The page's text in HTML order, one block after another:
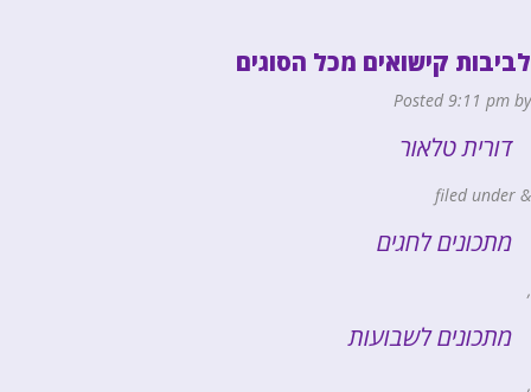
לביבות קישואים מכל הסוגים
Posted9:11 pm by
דורית טלאור
&
מתכונים לחגים
,
מתכונים לשבועות
,